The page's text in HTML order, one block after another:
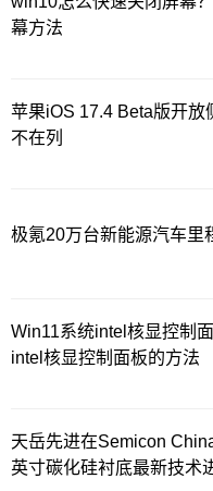
幕方法
苹果iOS 17.4 Beta版开放
不在列
极氪20万台新能源汽车里
Win11系统intel核显控制
intel核显控制面板的方法
天岳先进在Semicon
英寸碳化硅衬底最新技术